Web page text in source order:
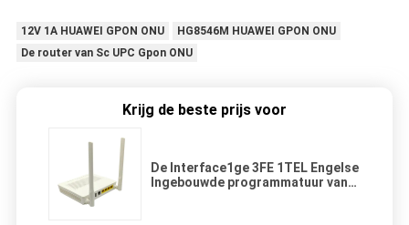
12V 1A HUAWEI GPON ONU
HG8546M HUAWEI GPON ONU
De router van Sc UPC Gpon ONU
Krijg de beste prijs voor
De Interface1ge 3FE 1TEL Engelse
Ingebouwde programmatuur van